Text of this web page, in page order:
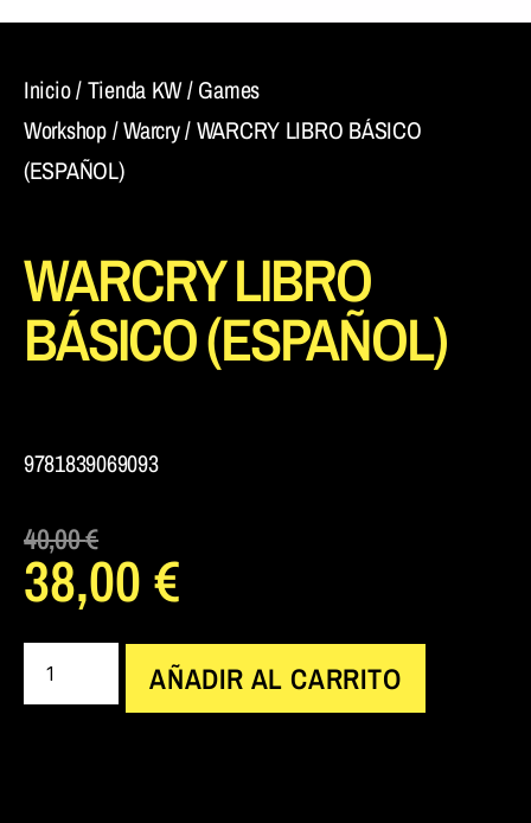
Inicio/Tienda KW/Games
Workshop/Warcry/ WARCRY LIBRO BÁSICO
(ESPAÑOL)
WARCRY LIBRO
BÁSICO (ESPAÑOL)
9781839069093
40,00€
38,00€
AÑADIR AL CARRITO